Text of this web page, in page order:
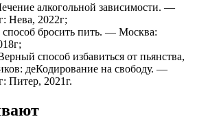
алкогольной зависимости. —
Нева, 2022г;
бросить пить. — Москва:
способ избавиться от пьянства,
деКодирование на свободу. —
Питер, 2021г.